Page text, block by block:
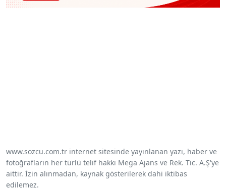
www.sozcu.com.tr internet sitesinde yayınlanan yazı, haber ve
fotoğrafların her türlü telif hakkı Mega Ajans ve Rek. Tic. A.Ş'ye
aittir. İzin alınmadan, kaynak gösterilerek dahi iktibas
edilemez.